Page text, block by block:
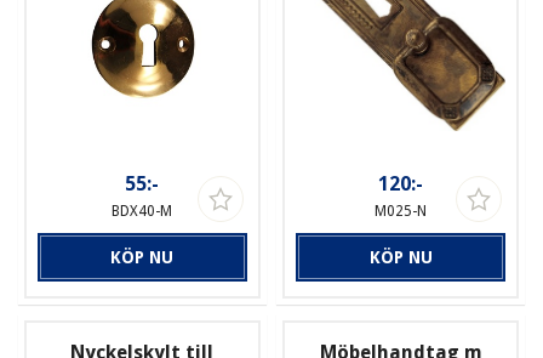
55:-
BDX40-M
KÖP NU
120:-
M025-N
KÖP NU
Nyckelskylt till
Möbelhandtag m